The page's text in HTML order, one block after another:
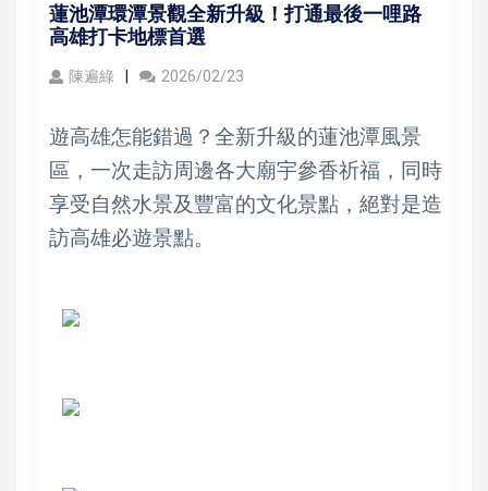
蓮池潭環潭景觀全新升級！打通最後一哩路
高雄打卡地標首選
陳遍綠 2026/02/23
遊高雄怎能錯過？全新升級的蓮池潭風景
區，一次走訪周邊各大廟宇參香祈福，同時
享受自然水景及豐富的文化景點，絕對是造
訪高雄必遊景點。